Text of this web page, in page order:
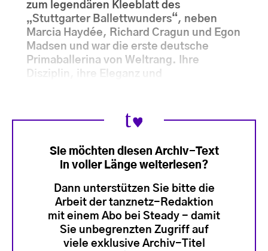
zum legendären Kleeblatt des
„Stuttgarter Ballettwunders“, neben
Marcia Haydée, Richard Cragun und Egon
Madsen und war die erste deutsche
Primaballerina von Weltrang. Ihre
Disziplin, ihre Eleganz und
Sie möchten diesen Archiv-Text
in voller Länge weiterlesen?
Dann unterstützen Sie bitte die
Arbeit der tanznetz-Redaktion
mit einem Abo bei Steady - damit
Sie unbegrenzten Zugriff auf
viele exklusive Archiv-Titel